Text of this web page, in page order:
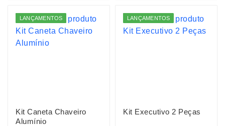
LANÇAMENTOS
Kit Caneta Chaveiro
Alumínio
LANÇAMENTOS
Kit Executivo 2 Peças